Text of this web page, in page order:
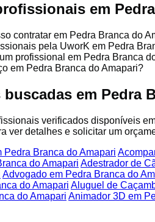
em
contratar em Pedra Branca do
pela UworK em Pedra
profissional em Pedra Branca
em Pedra Branca do Amapari?
em Pedra
verificados disponíveis
ver detalhes e solicitar um
Pedra Branca do Amapari
do Amapari Adestrador de
Advogado em Pedra Branca do
do Amapari Aluguel de
do Amapari Animador 3D em